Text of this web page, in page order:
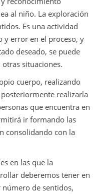
al niño. La exploración
Es una actividad
y error en el proceso, y
deseado, se puede
situaciones.
cuerpo, realizando
realizarla
que encuentra en
ir formando las
consolidando con la
en las que la
deberemos tener en
de sentidos,